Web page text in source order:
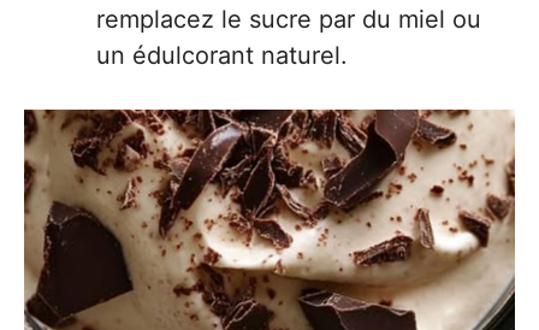
remplacez le sucre par du miel ou
un édulcorant naturel.